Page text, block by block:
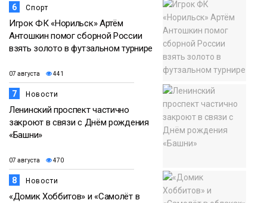
6 Спорт
Игрок ФК «Норильск» Артём
Антошкин помог сборной России
взять золото в футзальном турнире
07 августа 441
7 Новости
Ленинский проспект частично
закроют в связи с Днём рождения
«Башни»
07 августа 470
8 Новости
«Домик Хоббитов» и «Самолёт в